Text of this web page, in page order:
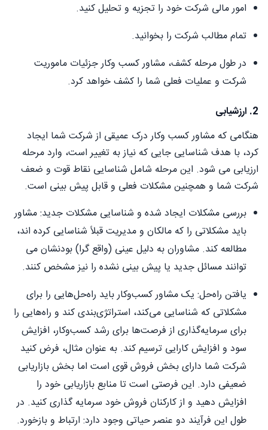
امور مالی شرکت خود را تجزیه و تحلیل کنید.
تمام مطالب شرکت را بخوانید.
در طول مرحله کشف، مشاور کسب وکار جزئیات ماموریت
شرکت و عملیات فعلی شما را کشف خواهد کرد.
2. ارزشیابی
هنگامی که مشاور کسب وکار درک عمیقی از شرکت شما ایجاد
کرد، با هدف شناسایی جایی که نیاز به تغییر است، وارد مرحله
ارزیابی می شود. این مرحله شامل شناسایی نقاط قوت و ضعف
شرکت شما و همچنین مشکلات فعلی و قابل پیش بینی است.
بررسی مشکلات ایجاد شده و شناسایی مشکلات جدید: مشاور
باید مشکلاتی را که مالکان و مدیریت قبلاً شناسایی کرده اند،
مطالعه کند. مشاوران به دلیل عینی (واقع گرا) بودنشان می
توانند مسائل جدید یا پیش بینی نشده را نیز مشخص کنند.
یافتن راه‌حل: یک مشاور کسب‌وکار باید راه‌حل‌هایی را برای
مشکلاتی که شناسایی می‌کند، استراتژی‌بندی کند و راه‌هایی را
برای سرمایه‌گذاری از فرصت‌ها برای رشد کسب‌وکار، افزایش
سود و افزایش کارایی ترسیم کند. به عنوان مثال، فرض کنید
شرکت شما دارای بخش فروش قوی است اما بخش بازاریابی
ضعیفی دارد. این فرصتی است تا منابع بازاریابی خود را
افزایش دهید و از کارکنان فروش خود سرمایه گذاری کنید. در
طول این فرآیند دو عنصر حیاتی وجود دارد: ارتباط و بازخورد.